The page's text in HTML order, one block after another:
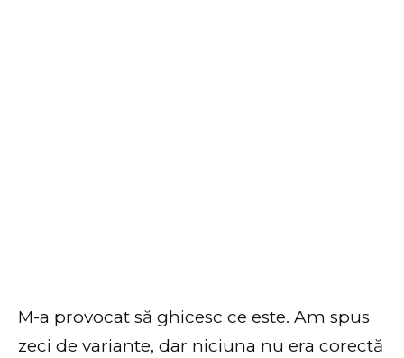
M-a provocat să ghicesc ce este. Am spus
zeci de variante, dar niciuna nu era corectă